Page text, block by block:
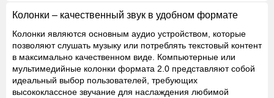
Колонки – качественный звук в удобном формате
Колонки являются основным аудио устройством, которые
позволяют слушать музыку или потреблять текстовый контент
в максимально качественном виде. Компьютерные или
мультимедийные колонки формата 2.0 представляют собой
идеальный выбор пользователей, требующих
высококлассное звучание для наслаждения любимой